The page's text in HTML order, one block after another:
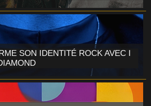
SON IDENTITÉ ROCK AVEC I